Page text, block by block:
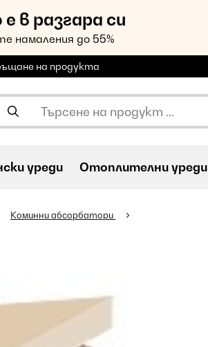
в разгара си
намаления до 55%
на продукта
уреди Oтоплителни уреди
Коминни абсорбатори